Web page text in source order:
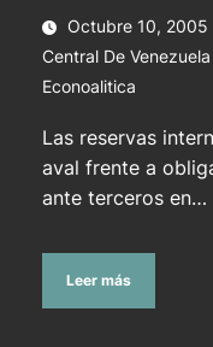
Octubre 10, 2005
Central De Venezuela
Econoalitica
Las reservas
aval frente a
ante terceros en…
Leer más